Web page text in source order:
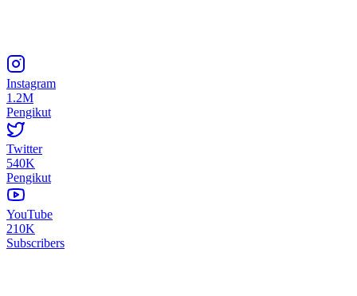
Instagram
1.2M
Pengikut
Twitter
540K
Pengikut
YouTube
210K
Subscribers